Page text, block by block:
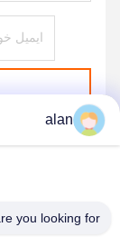
alan
you looking for?